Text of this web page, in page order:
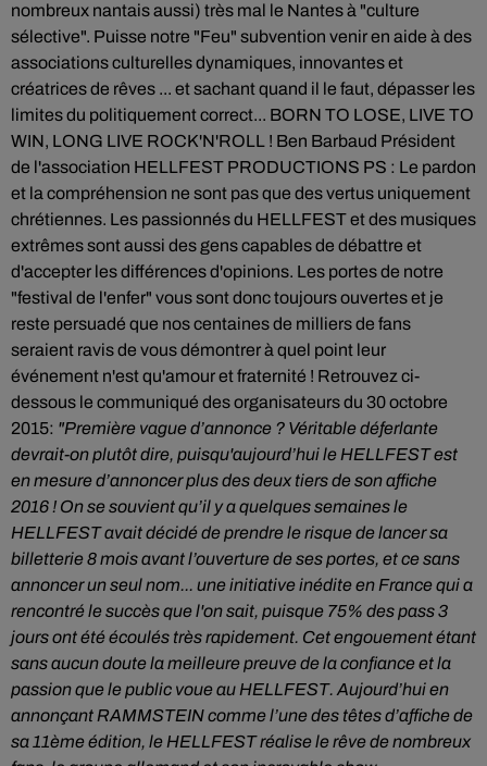
nombreux nantais aussi) très mal le Nantes à "culture
sélective". Puisse notre "Feu" subvention venir en aide à des
associations culturelles dynamiques, innovantes et
créatrices de rêves ... et sachant quand il le faut, dépasser les
limites du politiquement correct... BORN TO LOSE, LIVE TO
WIN, LONG LIVE ROCK'N'ROLL ! Ben Barbaud Président
de l'association HELLFEST PRODUCTIONS PS : Le pardon
et la compréhension ne sont pas que des vertus uniquement
chrétiennes. Les passionnés du HELLFEST et des musiques
extrêmes sont aussi des gens capables de débattre et
d'accepter les différences d'opinions. Les portes de notre
"festival de l'enfer" vous sont donc toujours ouvertes et je
reste persuadé que nos centaines de milliers de fans
seraient ravis de vous démontrer à quel point leur
événement n'est qu'amour et fraternité ! Retrouvez ci-
dessous le communiqué des organisateurs du 30 octobre
2015: "Première vague d’annonce ? Véritable déferlante
devrait-on plutôt dire, puisqu'aujourd’hui le HELLFEST est
en mesure d’annoncer plus des deux tiers de son affiche
2016 ! On se souvient qu’il y a quelques semaines le
HELLFEST avait décidé de prendre le risque de lancer sa
billetterie 8 mois avant l’ouverture de ses portes, et ce sans
annoncer un seul nom... une initiative inédite en France qui a
rencontré le succès que l'on sait, puisque 75% des pass 3
jours ont été écoulés très rapidement. Cet engouement étant
sans aucun doute la meilleure preuve de la confiance et la
passion que le public voue au HELLFEST. Aujourd’hui en
annonçant RAMMSTEIN comme l’une des têtes d’affiche de
sa 11ème édition, le HELLFEST réalise le rêve de nombreux